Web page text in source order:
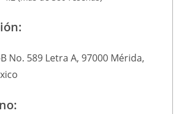
No. 589 Letra A, 97000 Mérida,